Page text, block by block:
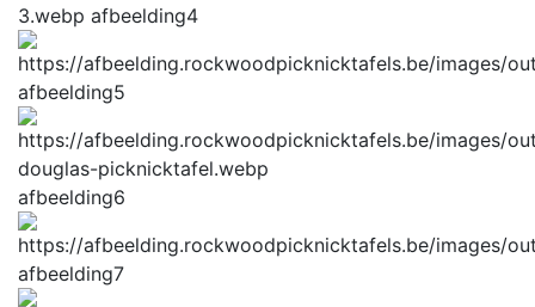
3.webp afbeelding4
afbeelding5
afbeelding6
afbeelding7